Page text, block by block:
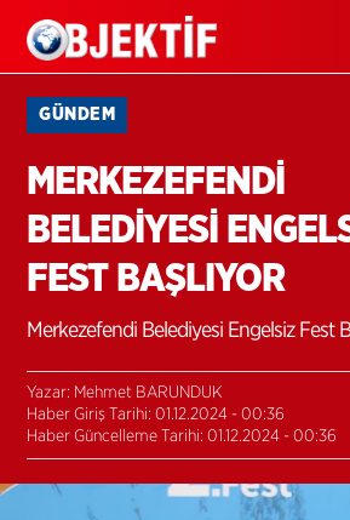
GÜNDEM
MERKEZEFENDİ
BELEDİYESİ
FEST BAŞLIYOR
Merkezefendi Belediyesi Engelsiz Fest
Yazar: Mehmet BARUNDUK
Haber Giriş Tarihi: 01.12.2024 - 00:36
Haber Güncelleme Tarihi: 01.12.2024 - 00:36